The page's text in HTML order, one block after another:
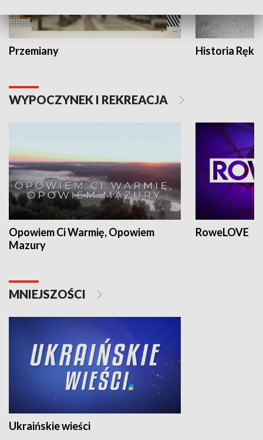
Przemiany Historia Ręką
WYPOCZYNEK I REKREACJA
Opowiem Ci Warmię, Opowiem
Mazury
RoweLOVE
MNIEJSZOŚCI
Ukraińskie wieści